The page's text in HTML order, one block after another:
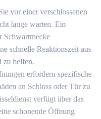
vor einer verschlossenen
lange warten.​ Ein
Schwartmecke
schnelle Reaktionszeit aus
zu helfen.​
erfordern spezifische
an Schloss oder Tür zu
verfügt über das
schonende Öffnung